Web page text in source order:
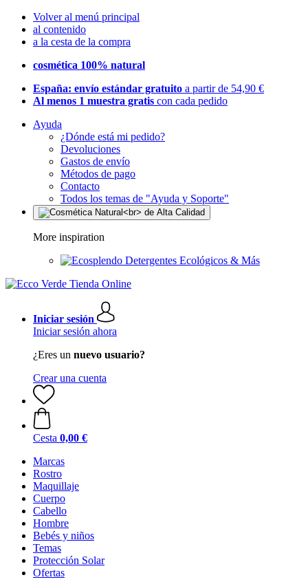
Volver al menú principal
al contenido
a la cesta de la compra
cosmética 100% natural
España: envío estándar gratuito a partir de 54,90 €
Al menos 1 muestra gratis con cada pedido
Ayuda
¿Dónde está mi pedido?
Devoluciones
Gastos de envío
Métodos de pago
Contacto
Todos los temas de "Ayuda y Soporte"
More inspiration
Detergentes Ecológicos & Más
Iniciar sesión
Iniciar sesión ahora
¿Eres un nuevo usuario?
Crear una cuenta
Cesta 0,00 €
Marcas
Rostro
Maquillaje
Cuerpo
Cabello
Hombre
Bebés y niños
Temas
Protección Solar
Ofertas